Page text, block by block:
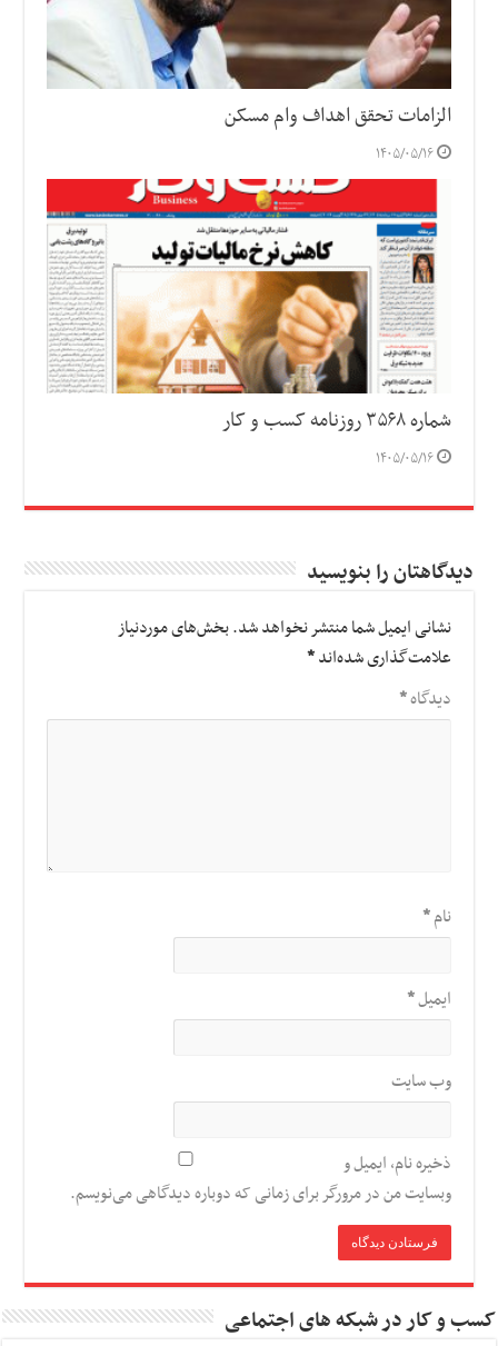
الزامات تحقق اهداف وام مسکن
۱۴۰۵/۰۵/۱۶
شماره ۳۵۶۸ روزنامه کسب و کار
۱۴۰۵/۰۵/۱۶
دیدگاهتان را بنویسید
نشانی ایمیل شما منتشر نخواهد شد.بخش‌های موردنیاز
علامت‌گذاری شده‌اند*
دیدگاه*
نام*
ایمیل*
وب‌ سایت
ذخیره نام، ایمیل و
وبسایت من در مرورگر برای زمانی که دوباره دیدگاهی می‌نویسم.
کسب و کار در شبکه های اجتماعی